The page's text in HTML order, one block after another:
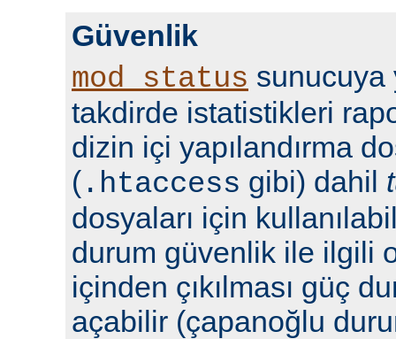
Güvenlik
mod_status sunucuya
takdirde istatistikleri
dizin içi yapılandırma
( .htaccess gibi) dahil
dosyaları için
durum güvenlik ile ilgili
içinden çıkılması güç
açabilir (çapanoğlu